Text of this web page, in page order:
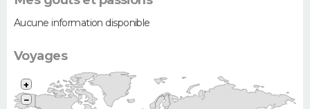
Aucune information disponible
Voyages
+
−